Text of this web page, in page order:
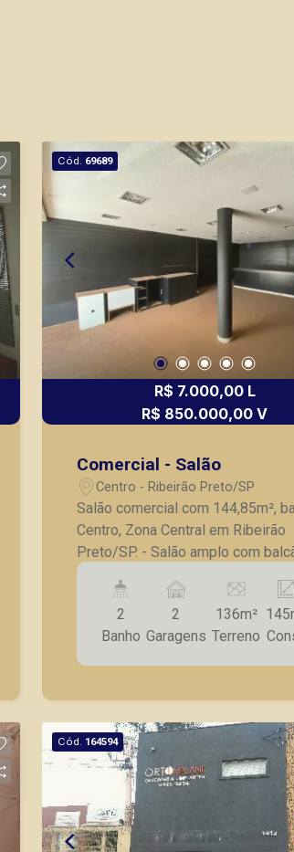
Cód. 69689
R$ 7.000,00 L
R$ 850.000,00 V
Comercial - Salão
Centro - Ribeirão Preto/SP
Salão comercial com 144,85m²,
Centro, Zona Central em Ribeirão
Preto/SP. - Salão amplo com balcão; - 2
banheiros; - Copa; - 2 vagas de
garagem; - Excelente localização
avenida de grande fluxo. A Piramid tem
como objetivo atender seus
com agilidade e segurança, em
mesmo nos principais
cidade de Ribeirão Preto.
2
Banho
2
Garagens
136m²
Terreno
Cód. 164594